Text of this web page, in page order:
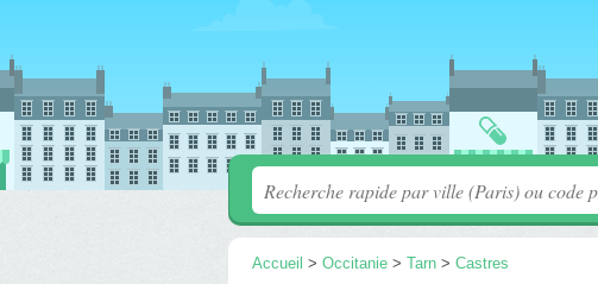
Accueil > Occitanie > Tarn > Castres